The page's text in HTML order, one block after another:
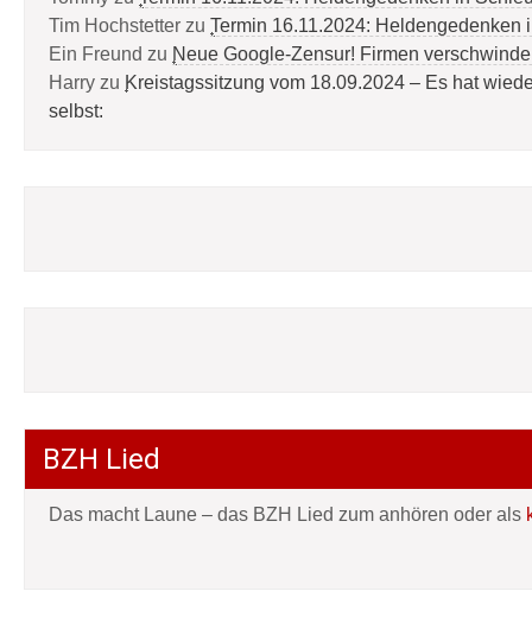
Tim Hochstetter zu Termin 16.11.2024: Heldengedenken
Ein Freund zu Neue Google-Zensur! Firmen
Harry zu Kreistagssitzung vom 18.09.2024 – Es hat
selbst:
BZH Lied
Das macht Laune – das BZH Lied zum anhören oder als